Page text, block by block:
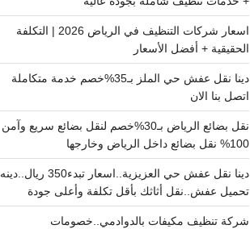
اسعار شركات التنظيف في الرياض 2026 | التكلفة
الحقيقية + أفضل الأسعار
دينا نقل عفش حي الملز بـ35%خصم خدمة متكاملة
اتصل بنا الان
نقل بضائع الرياض بـ30%خصم لنقل بضائع سريع وآمن
100% نقل بضائع داخل الرياض وخارجها
دينا نقل عفش حي العزيزية..اسعار تبدء350 ريال..دينه
تحميل عفش..نقل أثاثك بأقل تكلفة وأعلى جودة
شركة تنظيف مكيفات بالدوادمي..خصومات